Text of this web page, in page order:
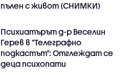
пълен с живот (СНИМКИ)
Психиатърът д-р Веселин
Герев в "Телеграфно
подкастът": Отглеждат се
деца психопати